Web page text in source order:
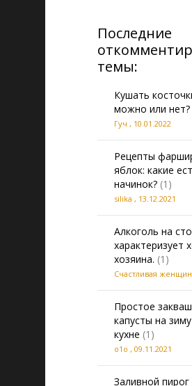
Последние
темы:
Кушать
можно или нет?
Гуч , 10.01.2022
Рецепты
яблок: какие
начинок? (1)
silika , 13.12.2021
Алкоголь на
характеризует
хозяина. (1)
Счастливая
Простое
капусты на
кухне (1)
о1о , 09.11.2021
Заливной пирог